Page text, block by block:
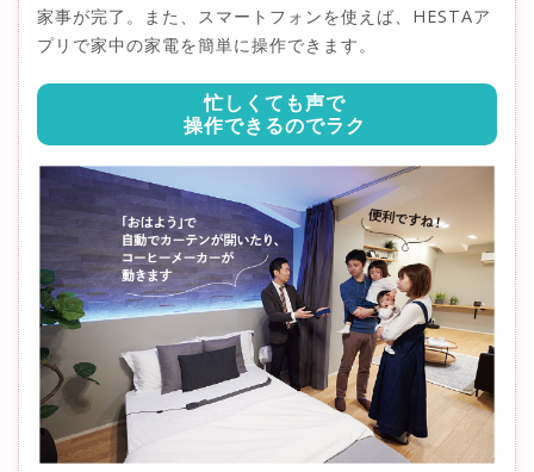
家事が完了。また、スマートフォンを使えば、HESTAア
プリで家中の家電を簡単に操作できます。
忙しくても声で
操作できるのでラク